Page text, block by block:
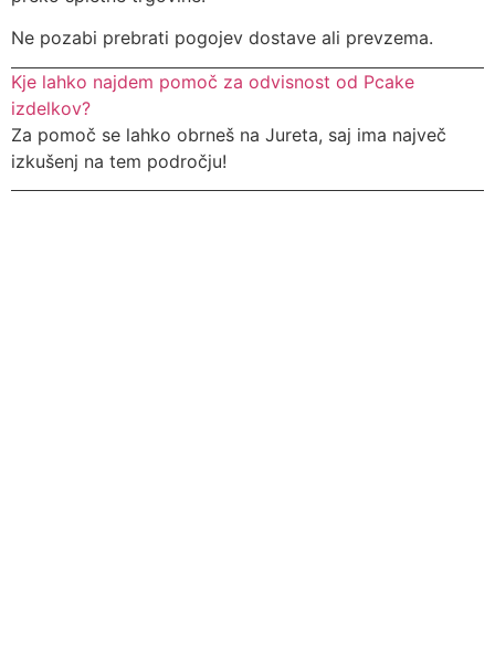
Ne pozabi prebrati pogojev dostave ali prevzema.
Kje lahko najdem pomoč za odvisnost od Pcake
izdelkov?
Za pomoč se lahko obrneš na Jureta, saj ima največ
izkušenj na tem področju!